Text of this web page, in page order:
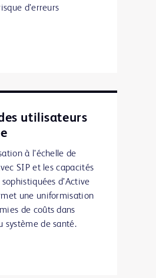
d’erreurs
utilisateurs
à l’échelle de
SIP et les capacités
d’Active
une uniformisation
de coûts dans
système de santé.